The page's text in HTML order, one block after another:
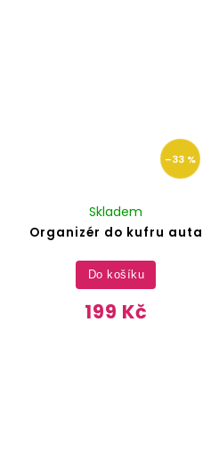
–33 %
Organizér do kufru auta
Skladem
199 Kč
Do košíku